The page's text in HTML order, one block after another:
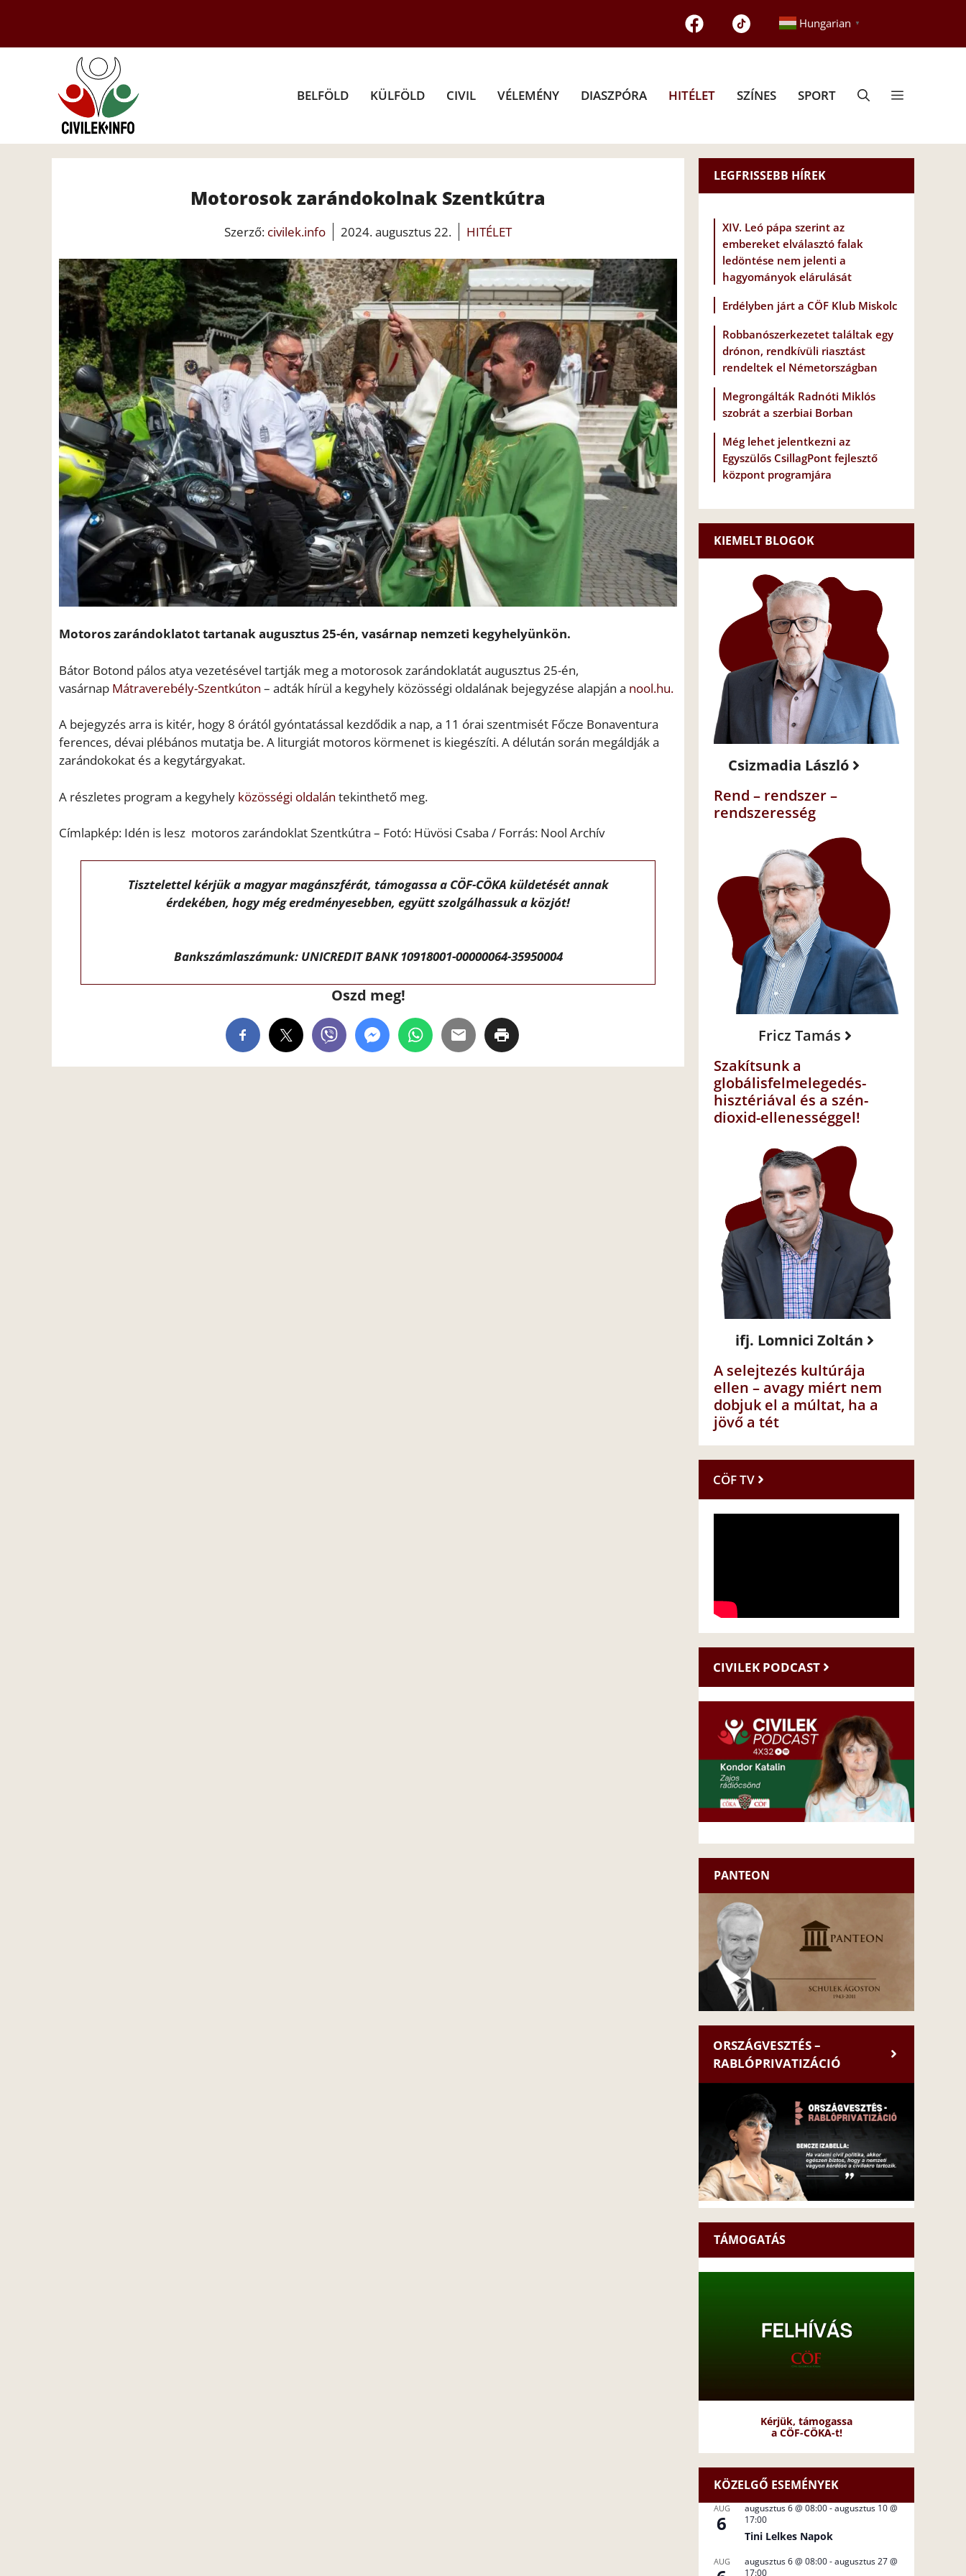
tartalomba
Hungarian ▼
BELFÖLD KÜLFÖLD CIVIL VÉLEMÉNY DIASZPÓRA HITÉLET SZÍNES SPORT
Motorosok zarándokolnak Szentkútra
Szerző: civilek.info 2024. augusztus 22. HITÉLET
Motoros zarándoklatot tartanak augusztus 25-én, vasárnap nemzeti kegyhelyünkön.
Bátor Botond pálos atya vezetésével tartják meg a motorosok zarándoklatát augusztus 25-én,
vasárnap Mátraverebély-Szentkúton – adták hírül a kegyhely közösségi oldalának bejegyzése alapján a nool.hu.
A bejegyzés arra is kitér, hogy 8 órától gyóntatással kezdődik a nap, a 11 órai szentmisét Főcze Bonaventura
ferences, dévai plébános mutatja be. A liturgiát motoros körmenet is kiegészíti. A délután során megáldják a
zarándokokat és a kegytárgyakat.
A részletes program a kegyhely közösségi oldalán tekinthető meg.
Címlapkép: Idén is lesz motoros zarándoklat Szentkútra – Fotó: Hüvösi Csaba / Forrás: Nool Archív
Tisztelettel kérjük a magyar magánszférát, támogassa a CÖF-CÖKA küldetését annak
érdekében, hogy még eredményesebben, együtt szolgálhassuk a közjót!
Bankszámlaszámunk: UNICREDIT BANK 10918001-00000064-35950004
Oszd meg!
LEGFRISSEBB HÍREK
XIV. Leó pápa szerint az
embereket elválasztó falak
ledöntése nem jelenti a
hagyományok elárulását
Erdélyben járt a CÖF Klub Miskolc
Robbanószerkezetet találtak egy
drónon, rendkívüli riasztást
rendeltek el Németországban
Megrongálták Radnóti Miklós
szobrát a szerbiai Borban
Még lehet jelentkezni az
Egyszülős CsillagPont fejlesztő
központ programjára
KIEMELT BLOGOK
Csizmadia László
Rend – rendszer –
rendszeresség
Fricz Tamás
Szakítsunk a
globálisfelmelegedés-
hisztériával és a szén-
dioxid-ellenességgel!
ifj. Lomnici Zoltán
A selejtezés kultúrája
ellen – avagy miért nem
dobjuk el a múltat, ha a
jövő a tét
CÖF TV
CIVILEK PODCAST
PANTEON
ORSZÁGVESZTÉS –
RABLÓPRIVATIZÁCIÓ
TÁMOGATÁS
Kérjük, támogassa
a CÖF-CÖKA-t!
KÖZELGŐ ESEMÉNYEK
AUG
6
augusztus 6 @ 08:00-augusztus 10 @
17:00
Tini Lelkes Napok
AUG augusztus 6 @ 08:00-augusztus 27 @
17:00